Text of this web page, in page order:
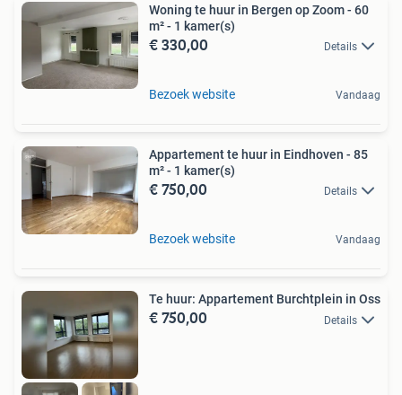
Woning te huur in Bergen op Zoom - 60
m² - 1 kamer(s)
€ 330,00 Details
Bezoek website Vandaag
Appartement te huur in Eindhoven - 85
m² - 1 kamer(s)
€ 750,00 Details
Bezoek website Vandaag
Te huur: Appartement Burchtplein in Oss
€ 750,00 Details